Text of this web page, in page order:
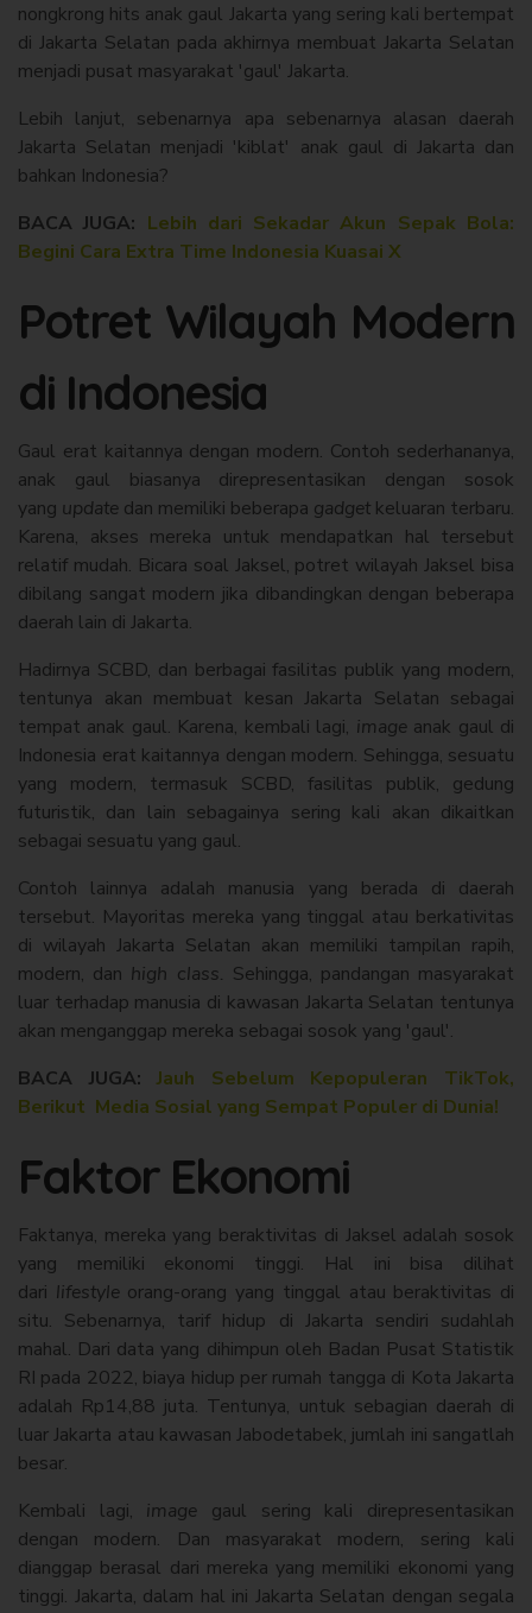
nongkrong hits anak gaul Jakarta yang sering kali bertempat
di Jakarta Selatan pada akhirnya membuat Jakarta Selatan
menjadi pusat masyarakat 'gaul' Jakarta.
Lebih lanjut, sebenarnya apa sebenarnya alasan daerah
Jakarta Selatan menjadi 'kiblat' anak gaul di Jakarta dan
bahkan Indonesia?
BACA JUGA: Lebih dari Sekadar Akun Sepak Bola:
Begini Cara Extra Time Indonesia Kuasai X
Potret Wilayah Modern
di Indonesia
Gaul erat kaitannya dengan modern. Contoh sederhananya,
anak gaul biasanya direpresentasikan dengan sosok
yang update dan memiliki beberapa gadget keluaran terbaru.
Karena, akses mereka untuk mendapatkan hal tersebut
relatif mudah. Bicara soal Jaksel, potret wilayah Jaksel bisa
dibilang sangat modern jika dibandingkan dengan beberapa
daerah lain di Jakarta.
Hadirnya SCBD, dan berbagai fasilitas publik yang modern,
tentunya akan membuat kesan Jakarta Selatan sebagai
tempat anak gaul. Karena, kembali lagi, image anak gaul di
Indonesia erat kaitannya dengan modern. Sehingga, sesuatu
yang modern, termasuk SCBD, fasilitas publik, gedung
futuristik, dan lain sebagainya sering kali akan dikaitkan
sebagai sesuatu yang gaul.
Contoh lainnya adalah manusia yang berada di daerah
tersebut. Mayoritas mereka yang tinggal atau berkativitas
di wilayah Jakarta Selatan akan memiliki tampilan rapih,
modern, dan high class. Sehingga, pandangan masyarakat
luar terhadap manusia di kawasan Jakarta Selatan tentunya
akan menganggap mereka sebagai sosok yang 'gaul'.
BACA JUGA:Jauh Sebelum Kepopuleran TikTok,
Berikut Media Sosial yang Sempat Populer di Dunia!
Faktor Ekonomi
Faktanya, mereka yang beraktivitas di Jaksel adalah sosok
yang memiliki ekonomi tinggi. Hal ini bisa dilihat
dari lifestyle orang-orang yang tinggal atau beraktivitas di
situ. Sebenarnya, tarif hidup di Jakarta sendiri sudahlah
mahal. Dari data yang dihimpun oleh Badan Pusat Statistik
RI pada 2022, biaya hidup per rumah tangga di Kota Jakarta
adalah Rp14,88 juta. Tentunya, untuk sebagian daerah di
luar Jakarta atau kawasan Jabodetabek, jumlah ini sangatlah
besar.
Kembali lagi, image gaul sering kali direpresentasikan
dengan modern. Dan masyarakat modern, sering kali
dianggap berasal dari mereka yang memiliki ekonomi yang
tinggi. Jakarta, dalam hal ini Jakarta Selatan dengan segala